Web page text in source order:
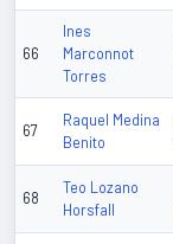
66
Ines
Marconnot
Torres
67
Raquel Medina
Benito
68
Teo Lozano
Horsfall